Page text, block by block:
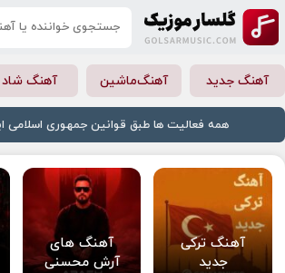
آهنگ جدید آهنگ‌ماشین آهنگ شاد
همه فعالیت ها طبق قوانین جمهوری اسلامی
آهنگ ترکی
جدید
آهنگ های
آرش محسنی